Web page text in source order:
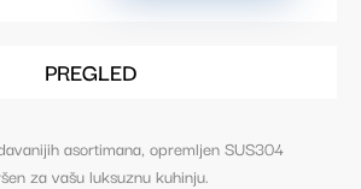
PREGLED
asortimana, opremljen SUS304
za vašu luksuznu kuhinju.